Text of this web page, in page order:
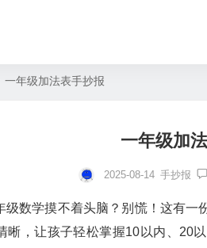
一年级加法表手抄报
一年级加
2025-08-14 手抄报
级数学摸不着头脑？别慌！这有
晰，让孩子轻松掌握10以内、20